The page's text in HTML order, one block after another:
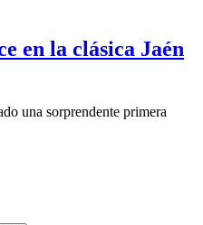
en la clásica Jaén
una sorprendente primera